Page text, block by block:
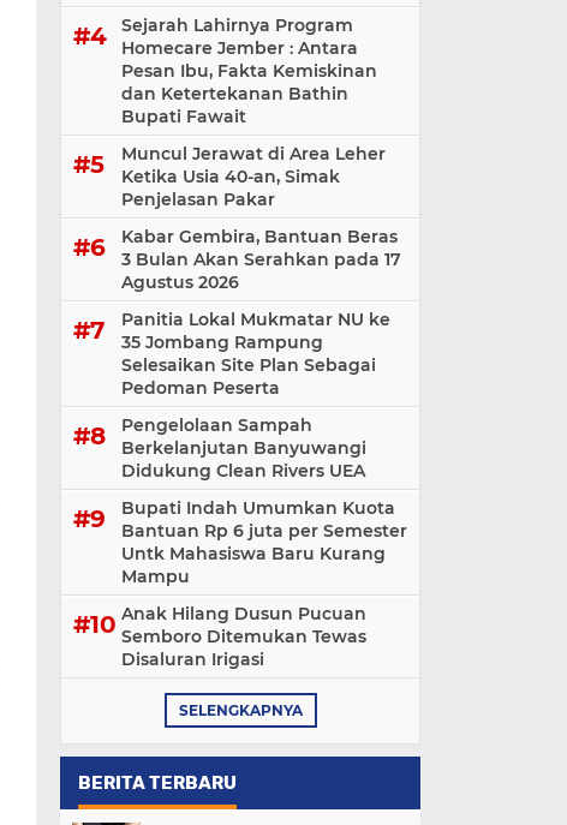
Sejarah Lahirnya Program
Homecare Jember : Antara
Pesan Ibu, Fakta Kemiskinan
dan Ketertekanan Bathin
Bupati Fawait
Muncul Jerawat di Area Leher
Ketika Usia 40-an, Simak
Penjelasan Pakar
Kabar Gembira, Bantuan Beras
3 Bulan Akan Serahkan pada 17
Agustus 2026
Panitia Lokal Mukmatar NU ke
35 Jombang Rampung
Selesaikan Site Plan Sebagai
Pedoman Peserta
Pengelolaan Sampah
Berkelanjutan Banyuwangi
Didukung Clean Rivers UEA
Bupati Indah Umumkan Kuota
Bantuan Rp 6 juta per Semester
Untk Mahasiswa Baru Kurang
Mampu
Anak Hilang Dusun Pucuan
Semboro Ditemukan Tewas
Disaluran Irigasi
SELENGKAPNYA
BERITA TERBARU